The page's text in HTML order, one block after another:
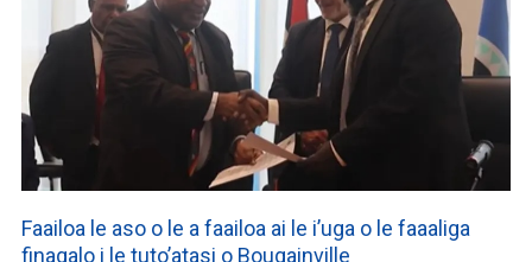
Faailoa le aso o le a faailoa ai le i’uga o le faaaliga
finagalo i le tuto’atasi o Bougainville